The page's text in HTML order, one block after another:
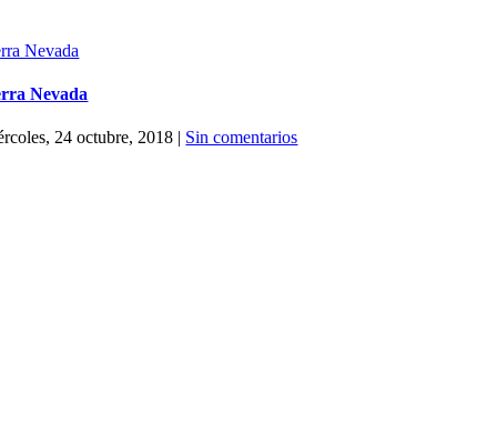
Nevada
Nevada
24 octubre, 2018 | Sin comentarios